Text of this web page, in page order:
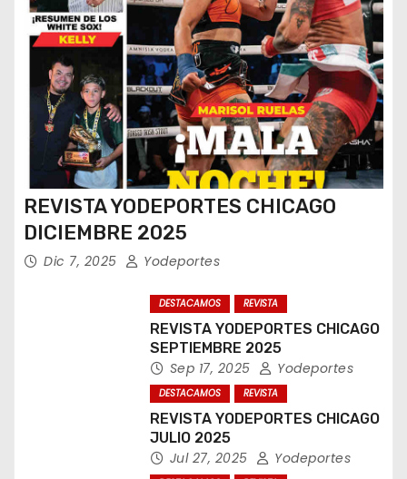
REVISTA YODEPORTES CHICAGO
DICIEMBRE 2025
Dic 7, 2025 Yodeportes
DESTACAMOS REVISTA
REVISTA YODEPORTES CHICAGO
SEPTIEMBRE 2025
Sep 17, 2025 Yodeportes
DESTACAMOS REVISTA
REVISTA YODEPORTES CHICAGO
JULIO 2025
Jul 27, 2025 Yodeportes